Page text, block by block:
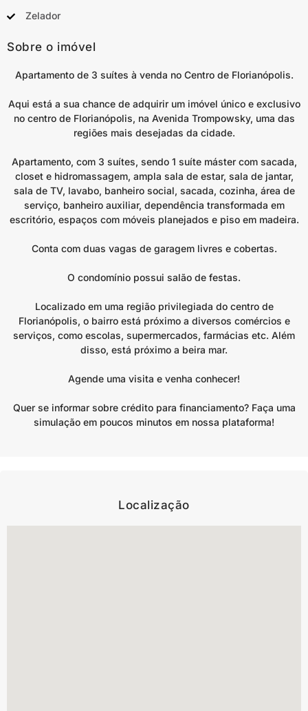
Zelador
Sobre o imóvel
Apartamento de 3 suítes à venda no Centro de Florianópolis.
Aqui está a sua chance de adquirir um imóvel único e exclusivo
no centro de Florianópolis, na Avenida Trompowsky, uma das
regiões mais desejadas da cidade.
Apartamento, com 3 suítes, sendo 1 suíte máster com sacada,
closet e hidromassagem, ampla sala de estar, sala de jantar,
sala de TV, lavabo, banheiro social, sacada, cozinha, área de
serviço, banheiro auxiliar, dependência transformada em
escritório, espaços com móveis planejados e piso em madeira.
Conta com duas vagas de garagem livres e cobertas.
O condomínio possui salão de festas.
Localizado em uma região privilegiada do centro de
Florianópolis, o bairro está próximo a diversos comércios e
serviços, como escolas, supermercados, farmácias etc. Além
disso, está próximo a beira mar.
Agende uma visita e venha conhecer!
Quer se informar sobre crédito para financiamento? Faça uma
simulação em poucos minutos em nossa plataforma!
Localização